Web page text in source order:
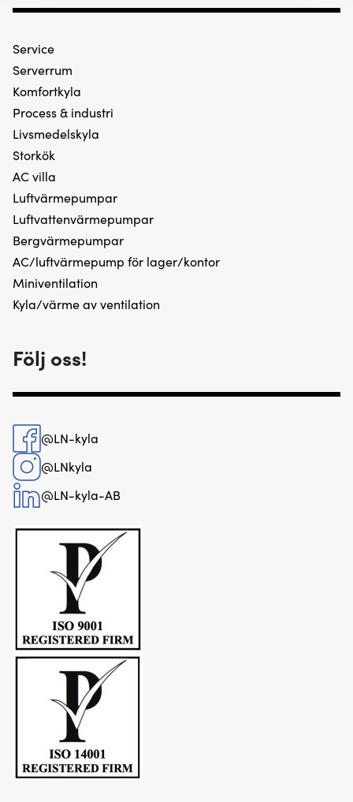
Service
Serverrum
Komfortkyla
Process & industri
Livsmedelskyla
Storkök
AC villa
Luftvärmepumpar
Luftvattenvärmepumpar
Bergvärmepumpar
AC/luftvärmepump för lager/kontor
Miniventilation
Kyla/värme av ventilation
Följ oss!
@LN-kyla
@LNkyla
@LN-kyla-AB